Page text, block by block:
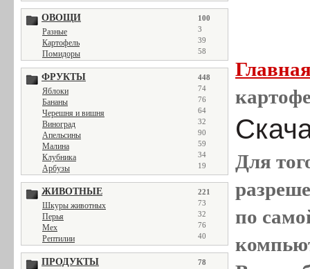
ОВОЩИ 100
Разные 3
Картофель 39
Помидоры 58
ФРУКТЫ 448
Яблоки 74
Бананы 76
Черешня и вишня 64
Виноград 32
Апельсины 90
Малина 59
Клубника 34
Арбузы 19
ЖИВОТНЫЕ 221
Шкуры животных 73
Перья 32
Мех 76
Рептилии 40
ПРОДУКТЫ 78
Для
по